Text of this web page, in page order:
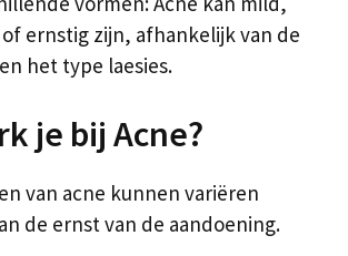
ernstig zijn, afhankelijk van de
het type laesies.
je bij Acne?
van acne kunnen variëren
de ernst van de aandoening.